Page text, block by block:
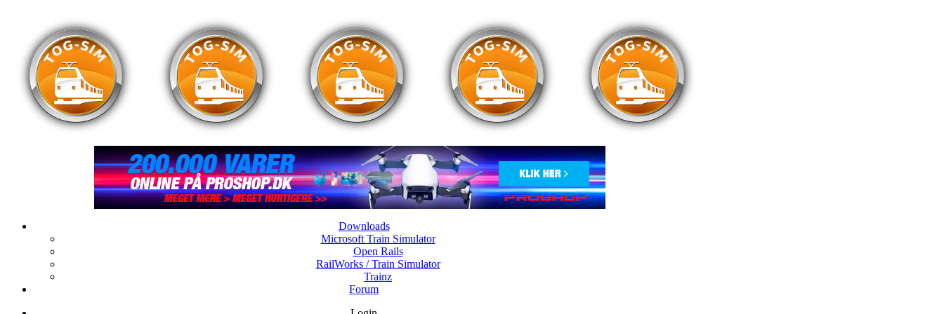
Downloads
Microsoft Train Simulator
Open Rails
RailWorks / Train Simulator
Trainz
Forum